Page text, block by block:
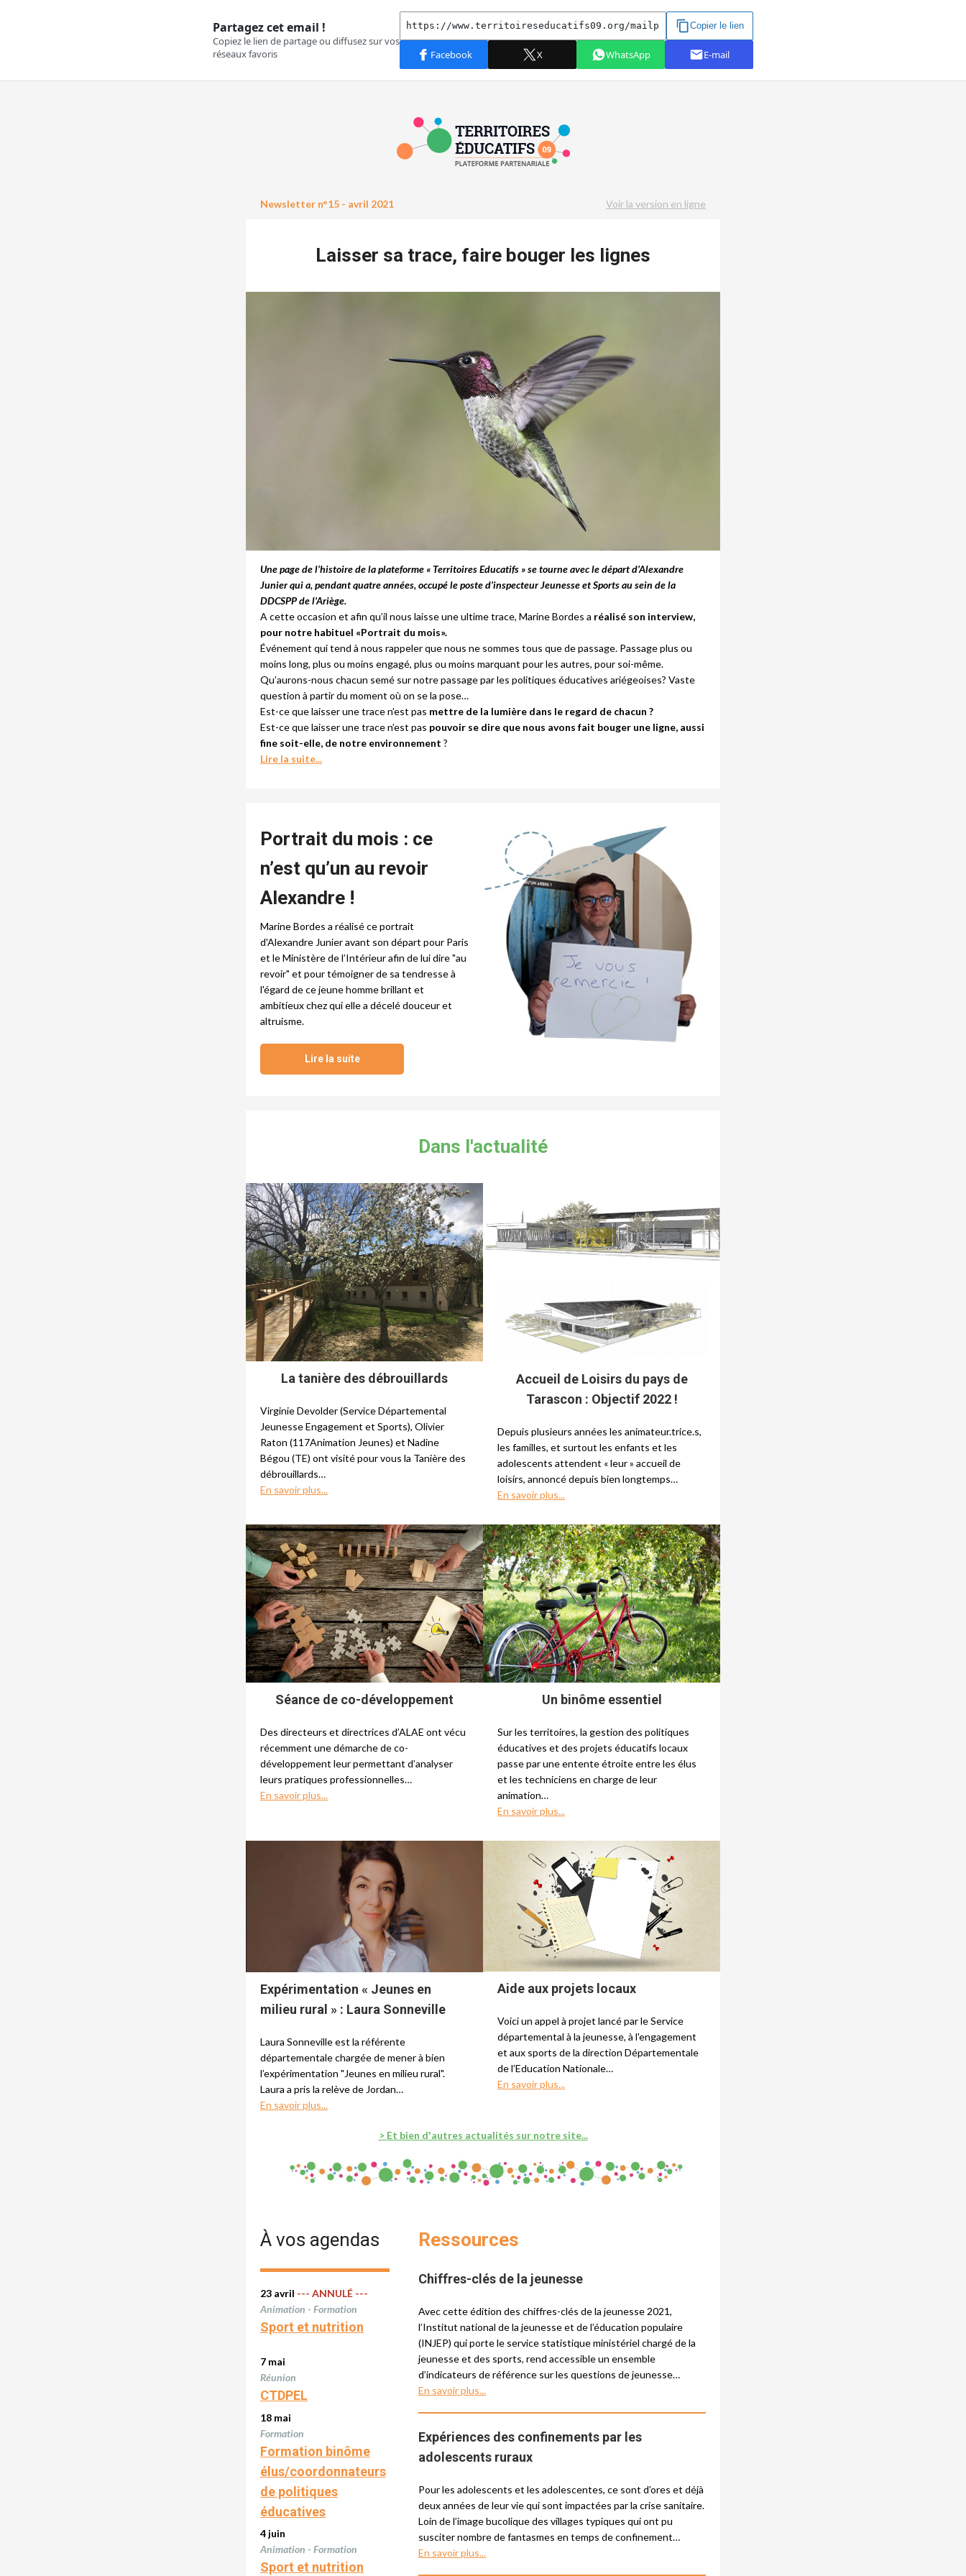
Newsletter n°15 - avril 2021 Voir la version en ligne
Laisser sa trace, faire bouger les lignes
Une page de l’histoire de la plateforme « Territoires Educatifs » se tourne avec le départ d’Alexandre
Junier qui a, pendant quatre années, occupé le poste d’inspecteur Jeunesse et Sports au sein de la
DDCSPP de l’Ariège.
A cette occasion et afin qu’il nous laisse une ultime trace, Marine Bordes a réalisé son interview,
pour notre habituel «Portrait du mois».
Événement qui tend à nous rappeler que nous ne sommes tous que de passage. Passage plus ou
moins long, plus ou moins engagé, plus ou moins marquant pour les autres, pour soi-même.
Qu’aurons-nous chacun semé sur notre passage par les politiques éducatives ariégeoises? Vaste
question à partir du moment où on se la pose…
Est-ce que laisser une trace n’est pas mettre de la lumière dans le regard de chacun ?
Est-ce que laisser une trace n’est pas pouvoir se dire que nous avons fait bouger une ligne, aussi
fine soit-elle, de notre environnement ?
Lire la suite...
Portrait du mois : ce
n’est qu’un au revoir
Alexandre !
Marine Bordes a réalisé ce portrait
d'Alexandre Junier avant son départ pour Paris
et le Ministère de l’Intérieur afin de lui dire "au
revoir" et pour témoigner de sa tendresse à
l'égard de ce jeune homme brillant et
ambitieux chez qui elle a décelé douceur et
altruisme.
Lire la suite
Dans l'actualité
La tanière des débrouillards
Virginie Devolder (Service Départemental
Jeunesse Engagement et Sports), Olivier
Raton (117Animation Jeunes) et Nadine
Bégou (TE) ont visité pour vous la Tanière des
débrouillards…
En savoir plus...
Accueil de Loisirs du pays de
Tarascon : Objectif 2022 !
Depuis plusieurs années les animateur.trice.s,
les familles, et surtout les enfants et les
adolescents attendent « leur » accueil de
loisirs, annoncé depuis bien longtemps…
En savoir plus...
Séance de co-développement
Des directeurs et directrices d’ALAE ont vécu
récemment une démarche de co-
développement leur permettant d’analyser
leurs pratiques professionnelles…
En savoir plus...
Un binôme essentiel
Sur les territoires, la gestion des politiques
éducatives et des projets éducatifs locaux
passe par une entente étroite entre les élus
et les techniciens en charge de leur
animation…
En savoir plus...
Expérimentation « Jeunes en
milieu rural » : Laura Sonneville
Laura Sonneville est la référente
départementale chargée de mener à bien
l’expérimentation "Jeunes en milieu rural".
Laura a pris la relève de Jordan…
En savoir plus...
Aide aux projets locaux
Voici un appel à projet lancé par le Service
départemental à la jeunesse, à l'engagement
et aux sports de la direction Départementale
de l’Education Nationale…
En savoir plus...
> Et bien d'autres actualités sur notre site...
À vos agendas
23 avril --- ANNULÉ ---
Animation - Formation
Sport et nutrition
7 mai
Réunion
CTDPEL
18 mai
Formation
Formation binôme
élus/coordonnateurs
de politiques
éducatives
4 juin
Animation - Formation
Sport et nutrition
Ressources
Chiffres-clés de la jeunesse
Avec cette édition des chiffres-clés de la jeunesse 2021,
l’Institut national de la jeunesse et de l’éducation populaire
(INJEP) qui porte le service statistique ministériel chargé de la
jeunesse et des sports, rend accessible un ensemble
d’indicateurs de référence sur les questions de jeunesse…
En savoir plus...
Expériences des confinements par les
adolescents ruraux
Pour les adolescents et les adolescentes, ce sont d’ores et déjà
deux années de leur vie qui sont impactées par la crise sanitaire.
Loin de l’image bucolique des villages typiques qui ont pu
susciter nombre de fantasmes en temps de confinement…
En savoir plus...